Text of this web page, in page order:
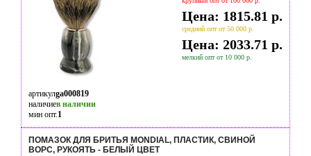
Цена: 1815.81 р.
средний опт от 50 000 р.
Цена: 2033.71 р.
мелкий опт от 10 000 р.
артикулga000819
наличиев наличии
мин опт.1
ПОМАЗОК ДЛЯ БРИТЬЯ MONDIAL, ПЛАСТИК, СВИНОЙ
ВОРС, РУКОЯТЬ - БЕЛЫЙ ЦВЕТ